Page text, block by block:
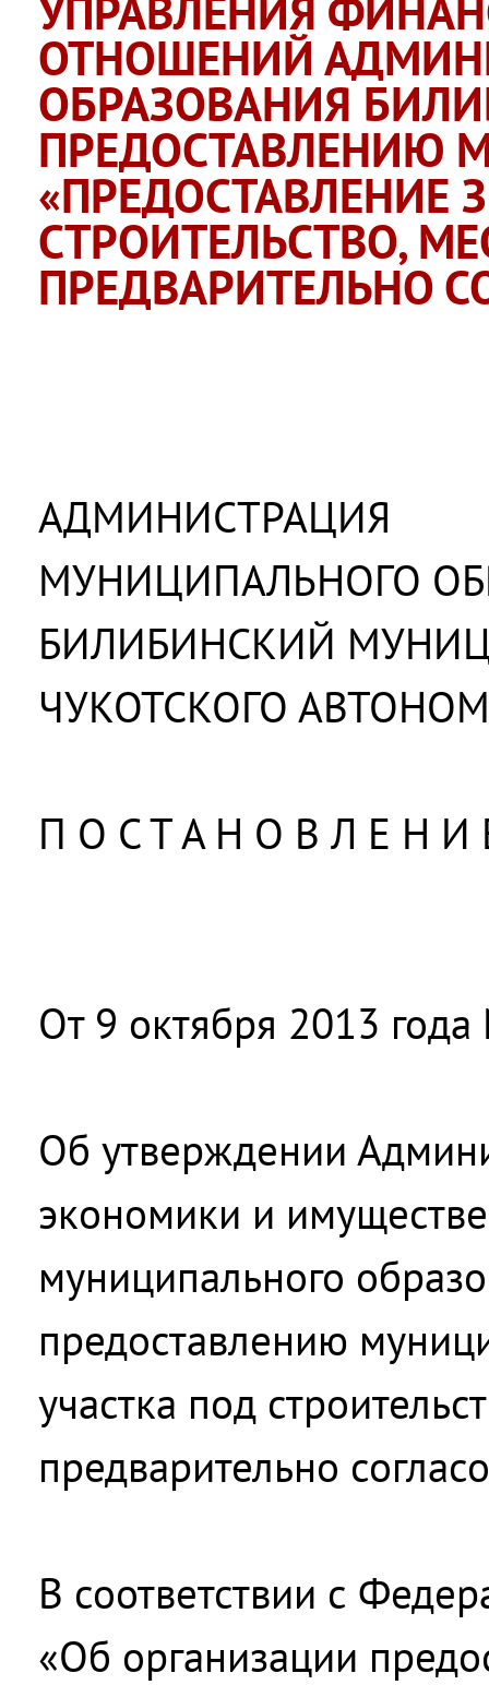
УПРАВЛЕНИЯ
ОТНОШЕНИЙ
ОБРАЗОВАНИЯ
ПРЕДОСТАВЛЕНИЮ
«ПРЕДОСТАВЛЕНИЕ
СТРОИТЕЛЬСТВО,
ПРЕДВАРИТЕЛЬНО
АДМИНИСТРАЦИЯ
МУНИЦИПАЛЬНОГО
БИЛИБИНСКИЙ
ЧУКОТСКОГО
П О С Т А Н О В Л Е Н И
От 9 октября 2013
Об утверждении
экономики и
муниципального
предоставлению
участка под
предварительно
В соответствии с
«Об организации